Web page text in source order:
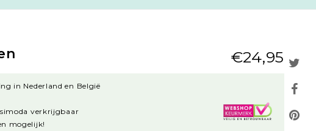
€24,95
in Nederland en België
verkrijgbaar
mogelijk!